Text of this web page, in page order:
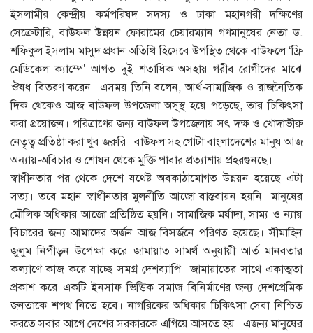
ইসলামীর কেন্দ্রীয় কর্মপরিষদ সদস্য ও ঢাকা মহানগরী দক্ষিণের
সেক্রেটারি, বাউফল উন্নয়ন ফোরামের চেয়ারম্যান গণমানুষের নেতা ড.
শফিকুল ইসলাম মাসুদ প্রধান অতিথি হিসেবে উপস্থিত থেকে বাউফলে ‘ফ্রি
মেডিকেল ক্যাম্পে’ আগত দুই শতাধিক অসহায় গরীব রোগীদের মাঝে
ঔষধ বিতরণ করেন। এসময় তিনি বলেন, আর্থ-সামাজিক ও রাজনৈতিক
দিক থেকেও আজ বাউফল উপজেলা অসুস্থ হয়ে পড়েছে, তার চিকিৎসা
করা প্রয়োজন। পরিত্রাণের জন্য বাউফল উপজেলায় সৎ দক্ষ ও খোদাভীরু
নেতৃত্ব প্রতিষ্ঠা করা খুব জরুরি। বাউফল সহ গোটা বাংলাদেশের মানুষ আজ
অন্যায়-অবিচার ও শোষন থেকে মুক্তি পাবার প্রত্যাশায় প্রহরগুনছে।
স্বাধীনতার পর থেকে দেশে যথেষ্ট অবকাঠামোগত উন্নয়ন হয়েছে এটা
সত্য। তবে মহান স্বাধীনতার মুলনীতি আজো বাস্তবায়ন হয়নি। মানুষের
মৌলিক অধিকার আজো প্রতিষ্ঠিত হয়নি। সামাজিক মর্যাদা, সাম্য ও ন্যায়
বিচারের জন্য আমাদের অর্জন আজ বিসর্জনে পরিণত হয়েছে। সীমাহিন
জুলুম নিপীড়ন উপেক্ষা করে জামায়াত সামর্থ অনুযায়ী আর্ত মানবতার
কল্যাণে কাজ করে যাচ্ছে সমগ্র দেশব্যাপি। জামায়াতের সাথে একাত্মতা
প্রকাশ করে একটি ইনসাফ ভিত্তিক সমাজ বিনির্মাণের জন্য দেশপ্রেমিক
জনতাকে শপথ নিতে হবে। নাগরিকের অধিকার চিকিৎসা সেবা নিশ্চিত
করতে সবার আগে দেশের সরকারকে এগিয়ে আসতে হয়। এজন্য মানুষের